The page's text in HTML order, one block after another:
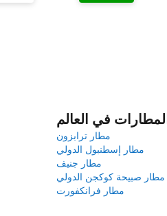
في العالم
مطار ترابزون
مطار إسطنبول الدولي
مطار جنيف
مطار صبيحة كوكجن الدولي
مطار فرانكفورت